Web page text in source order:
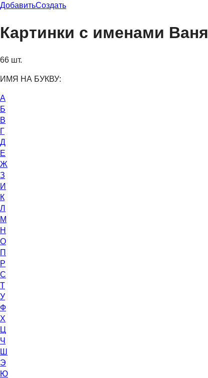
ДобавитьСоздать
Картинки с именами Ваня
66 шт.
ИМЯ НА БУКВУ:
А
Б
В
Г
Д
Е
Ж
З
И
К
Л
М
Н
О
П
Р
С
Т
У
Ф
Х
Ц
Ч
Ш
Э
Ю